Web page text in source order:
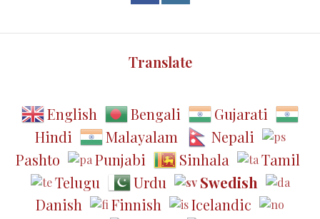
Translate
English Bengali
Gujarati
Hindi
Malayalam
Nepali
Pashto
Punjabi Sinhala
Tamil
Telugu
Urdu
Swedish
Danish
Finnish
Icelandic